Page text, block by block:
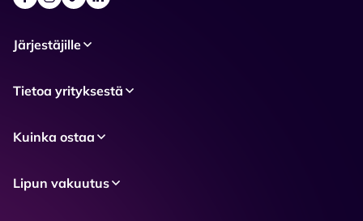
Järjestäjille
Tietoa yrityksestä
Kuinka ostaa
Lipun vakuutus